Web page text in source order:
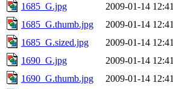
1685_G.jpg
2009-01-14 12:41
1685_G.thumb.jpg
2009-01-14 12:41
1685_G.sized.jpg
2009-01-14 12:41
1690_G.jpg
2009-01-14 12:41
1690_G.thumb.jpg
2009-01-14 12:41